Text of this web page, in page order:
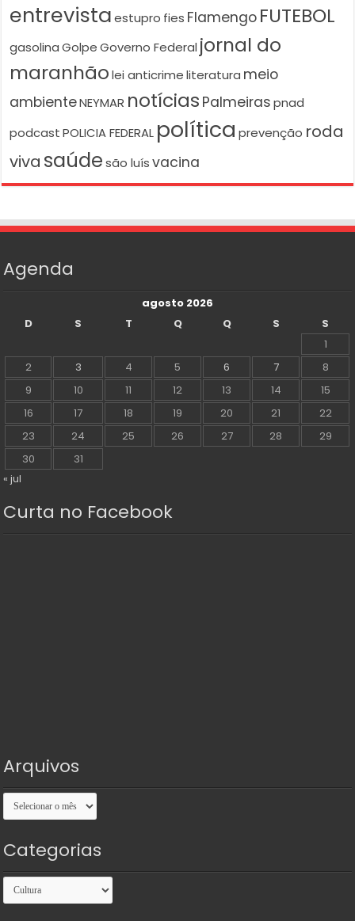
entrevista estupro fies Flamengo FUTEBOL
gasolina Golpe Governo Federal jornal do
maranhão lei anticrime literatura meio
ambienteNEYMAR notícias Palmeiras pnad
podcast POLICIA FEDERAL política prevenção roda
viva saúde são luís vacina
Agenda
agosto 2026
D
S T Q Q S
S
1
2
3 4 5 6 7
8
9
10 11 12 13 14
15
16
17 18 19 20 21
22
23
24 25 26 27 28
29
30
31
« jul
Curta no Facebook
Arquivos
Arquivos
Categorias
Categorias